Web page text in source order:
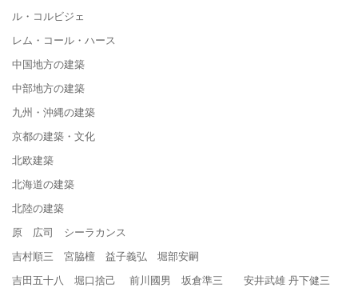
ル・コルビジェ
レム・コール・ハース
中国地方の建築
中部地方の建築
九州・沖縄の建築
京都の建築・文化
北欧建築
北海道の建築
北陸の建築
原 広司 シーラカンス
吉村順三 宮脇檀 益子義弘 堀部安嗣
吉田五十八 堀口捨己 前川國男 坂倉準三 安井武雄 丹下健三